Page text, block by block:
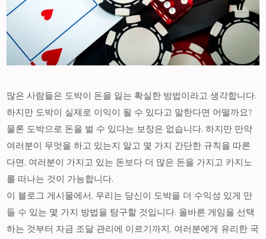
많은 사람들은 도박이 돈을 잃는 확실한 방법이라고 생각합니다.
하지만 도박이 실제로 이익이 될 수 있다고 말한다면 어떨까요?
물론 도박으로 돈을 벌 수 있다는 보장은 없습니다. 하지만 만약
여러분이 무엇을 하고 있는지 알고 몇 가지 간단한 규칙을 따른
다면, 여러분이 가지고 있는 돈보다 더 많은 돈을 가지고 카지노
를 떠나는 것이 가능합니다.
이 블로그 게시물에서, 우리는 당신이 도박을 더 수익성 있게 만
들 수 있는 몇 가지 방법을 탐구할 것입니다. 올바른 게임을 선택
하는 것부터 자금 조달 관리에 이르기까지, 여러분에게 유리한 국